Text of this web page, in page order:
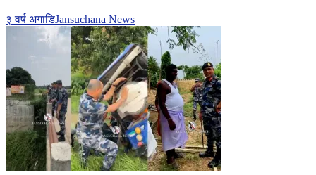
३ वर्ष अगाडिJansuchana News